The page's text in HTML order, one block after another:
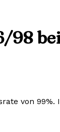
98
von 99%.